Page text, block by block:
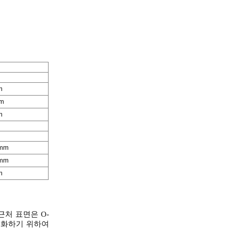
처 표면은 O-
하기 위하여